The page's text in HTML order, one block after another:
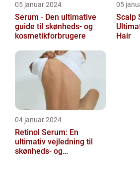
05 januar 2024
Serum - Den ultimative
guide til skønheds- og
kosmetikforbrugere
05
Scalp
Hair
04 januar 2024
Retinol Serum: En
ultimativ vejledning til
skønheds- og